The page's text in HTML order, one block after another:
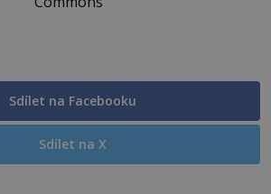
Sdílet na Facebooku
Sdílet na X